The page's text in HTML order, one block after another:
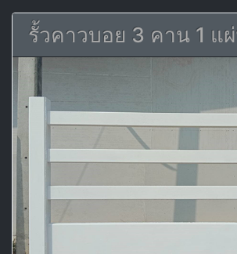
รั้วคาวบอย 3 คาน 1 แ